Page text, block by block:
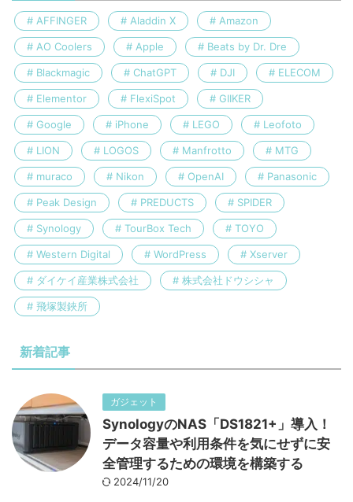
AFFINGER Aladdin X Amazon
AO Coolers Apple Beats by Dr. Dre
Blackmagic ChatGPT DJI ELECOM
Elementor FlexiSpot GIIKER
Google iPhone LEGO Leofoto
LION LOGOS Manfrotto MTG
muraco Nikon OpenAI Panasonic
Peak Design PREDUCTS SPIDER
Synology TourBox Tech TOYO
Western Digital WordPress Xserver
ダイケイ産業株式会社 株式会社ドウシシャ
飛塚製鋏所
新着記事
ガジェット
SynologyのNAS「DS1821+」導入！
データ容量や利用条件を気にせずに安
全管理するための環境を構築する
2024/11/20